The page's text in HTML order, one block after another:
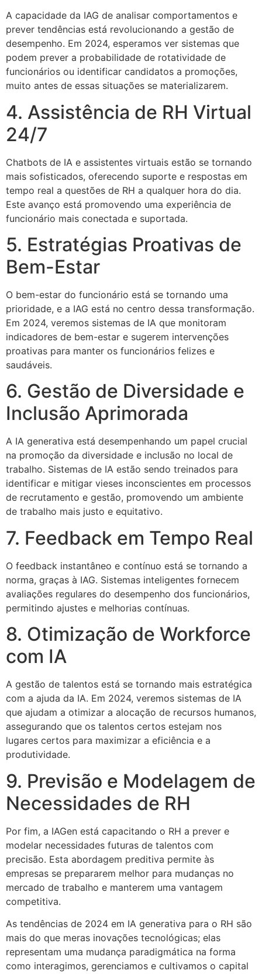
A capacidade da IAG de analisar comportamentos e
prever tendências está revolucionando a gestão de
desempenho. Em 2024, esperamos ver sistemas que
podem prever a probabilidade de rotatividade de
funcionários ou identificar candidatos a promoções,
muito antes de essas situações se materializarem.
4. Assistência de RH Virtual
24/7
Chatbots de IA e assistentes virtuais estão se tornando
mais sofisticados, oferecendo suporte e respostas em
tempo real a questões de RH a qualquer hora do dia.
Este avanço está promovendo uma experiência de
funcionário mais conectada e suportada.
5. Estratégias Proativas de
Bem-Estar
O bem-estar do funcionário está se tornando uma
prioridade, e a IAG está no centro dessa transformação.
Em 2024, veremos sistemas de IA que monitoram
indicadores de bem-estar e sugerem intervenções
proativas para manter os funcionários felizes e
saudáveis.
6. Gestão de Diversidade e
Inclusão Aprimorada
A IA generativa está desempenhando um papel crucial
na promoção da diversidade e inclusão no local de
trabalho. Sistemas de IA estão sendo treinados para
identificar e mitigar vieses inconscientes em processos
de recrutamento e gestão, promovendo um ambiente
de trabalho mais justo e equitativo.
7. Feedback em Tempo Real
O feedback instantâneo e contínuo está se tornando a
norma, graças à IAG. Sistemas inteligentes fornecem
avaliações regulares do desempenho dos funcionários,
permitindo ajustes e melhorias contínuas.
8. Otimização de Workforce
com IA
A gestão de talentos está se tornando mais estratégica
com a ajuda da IA. Em 2024, veremos sistemas de IA
que ajudam a otimizar a alocação de recursos humanos,
assegurando que os talentos certos estejam nos
lugares certos para maximizar a eficiência e a
produtividade.
9. Previsão e Modelagem de
Necessidades de RH
Por fim, a IAGen está capacitando o RH a prever e
modelar necessidades futuras de talentos com
precisão. Esta abordagem preditiva permite às
empresas se prepararem melhor para mudanças no
mercado de trabalho e manterem uma vantagem
competitiva.
As tendências de 2024 em IA generativa para o RH são
mais do que meras inovações tecnológicas; elas
representam uma mudança paradigmática na forma
como interagimos, gerenciamos e cultivamos o capital